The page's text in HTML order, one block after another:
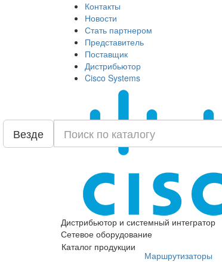
Контакты
Новости
Стать партнером
Представитель
Поставщик
Дистрибьютор
Cisco Systems
Дистрибьютор и системный интегратор
Сетевое оборудование
Везде
Каталог продукции
Маршрутизаторы